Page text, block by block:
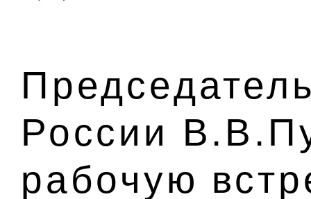
России
рабочую